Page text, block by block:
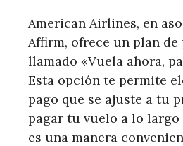
American Airlines, en
Affirm, ofrece un plan
llamado «Vuela ahora,
Esta opción te permite
pago que se ajuste a tu
pagar tu vuelo a lo largo
es una manera